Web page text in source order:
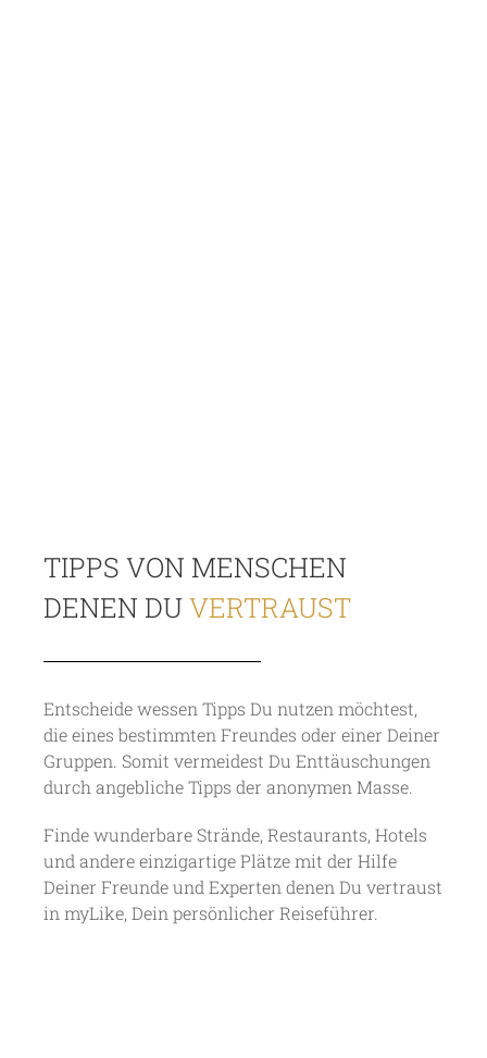
TIPPS VON MENSCHEN
DENEN DUVERTRAUST
Entscheide wessen Tipps Du nutzen möchtest,
die eines bestimmten Freundes oder einer Deiner
Gruppen. Somit vermeidest Du Enttäuschungen
durch angebliche Tipps der anonymen Masse.
Finde wunderbare Strände, Restaurants, Hotels
und andere einzigartige Plätze mit der Hilfe
Deiner Freunde und Experten denen Du vertraust
in myLike, Dein persönlicher Reiseführer.